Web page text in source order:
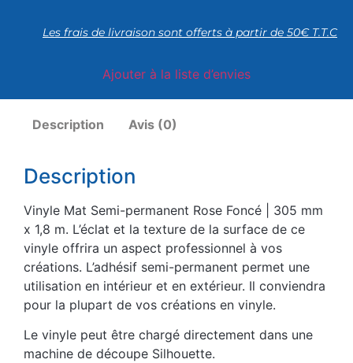
Les frais de livraison sont offerts à partir de 50€ T.T.C
Ajouter à la liste d’envies
Description Avis (0)
Description
Vinyle Mat Semi-permanent Rose Foncé | 305 mm
x 1,8 m. L’éclat et la texture de la surface de ce
vinyle offrira un aspect professionnel à vos
créations. L’adhésif semi-permanent permet une
utilisation en intérieur et en extérieur. Il conviendra
pour la plupart de vos créations en vinyle.
Le vinyle peut être chargé directement dans une
machine de découpe Silhouette.